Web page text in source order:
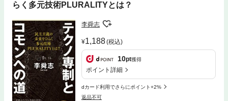
らく多元技術PLURALITYとは？
李舜志
1,188(税込)
10pt獲得
ポイント詳細
dカード利用でさらにポイント+2%
返品不可